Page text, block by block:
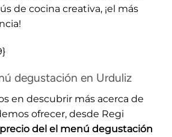
de cocina creativa, ¡el más
degustación en Urduliz
en descubrir más acerca de
ofrecer, desde Regi
del el menú degustación